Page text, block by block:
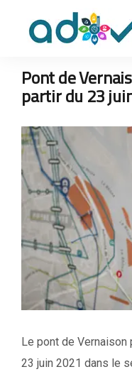
Pont de
partir du 23
Le pont de Vernaison
23 juin 2021 dans le